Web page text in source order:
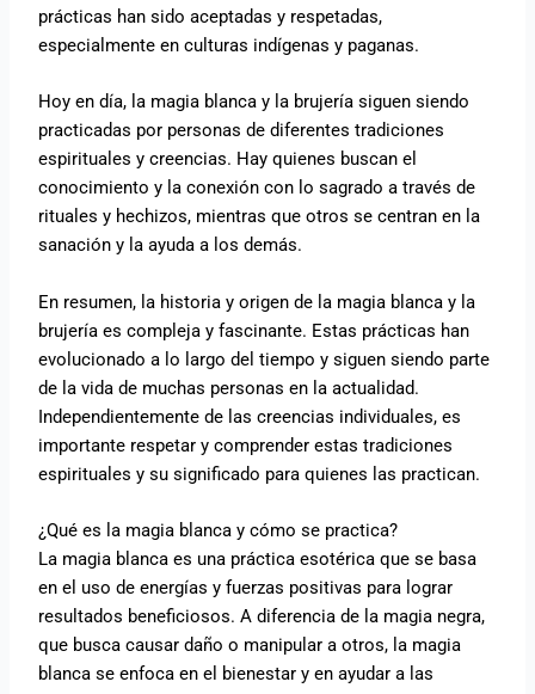
prácticas han sido aceptadas y respetadas,
especialmente en culturas indígenas y paganas.
Hoy en día, la magia blanca y la brujería siguen siendo
practicadas por personas de diferentes tradiciones
espirituales y creencias. Hay quienes buscan el
conocimiento y la conexión con lo sagrado a través de
rituales y hechizos, mientras que otros se centran en la
sanación y la ayuda a los demás.
En resumen, la historia y origen de la magia blanca y la
brujería es compleja y fascinante. Estas prácticas han
evolucionado a lo largo del tiempo y siguen siendo parte
de la vida de muchas personas en la actualidad.
Independientemente de las creencias individuales, es
importante respetar y comprender estas tradiciones
espirituales y su significado para quienes las practican.
¿Qué es la magia blanca y cómo se practica?
La magia blanca es una práctica esotérica que se basa
en el uso de energías y fuerzas positivas para lograr
resultados beneficiosos. A diferencia de la magia negra,
que busca causar daño o manipular a otros, la magia
blanca se enfoca en el bienestar y en ayudar a las